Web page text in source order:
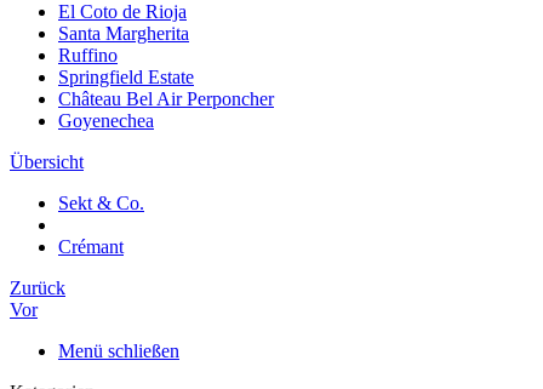
El Coto de Rioja
Santa Margherita
Ruffino
Springfield Estate
Château Bel Air Perponcher
Goyenechea
Übersicht
Sekt & Co.
Crémant
Zurück
Vor
Menü schließen